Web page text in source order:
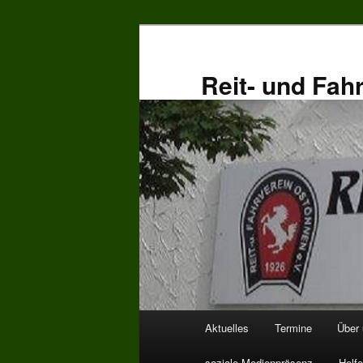
Reit- und
Aktuelles Termine Über